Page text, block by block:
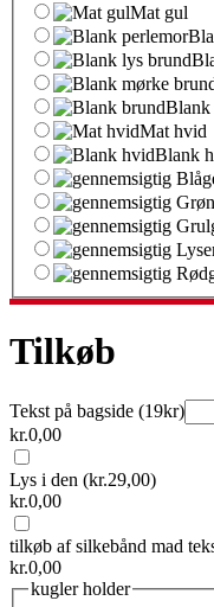
Mat gul
Blank
Mat hvid
Blank
Tilkøb
Tekst på bagside (19kr)
kr.0,00
Lys i den (kr.29,00)
kr.0,00
tilkøb af silkebånd mad
kr.0,00
kugler holder